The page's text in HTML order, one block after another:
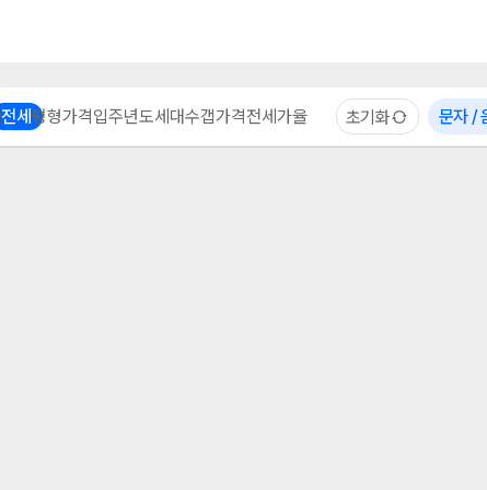
전세 평형가격입주년도세대수갭가격전세가율 초기화 문자 /